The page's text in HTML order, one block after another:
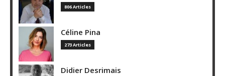
806 Articles
Céline Pina
273 Articles
Didier Desrimais